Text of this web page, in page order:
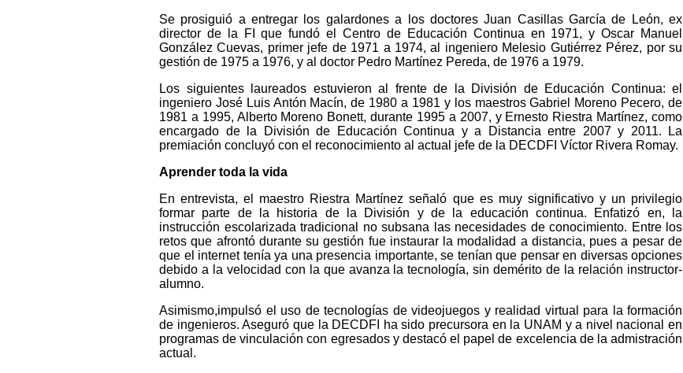
Se prosiguió a entregar los galardones a los doctores Juan Casillas García de León, ex
director de la FI que fundó el Centro de Educación Continua en 1971, y Oscar Manuel
González Cuevas, primer jefe de 1971 a 1974, al ingeniero Melesio Gutiérrez Pérez, por su
gestión de 1975 a 1976, y al doctor Pedro Martínez Pereda, de 1976 a 1979.
Los siguientes laureados estuvieron al frente de la División de Educación Continua: el
ingeniero José Luis Antón Macín, de 1980 a 1981 y los maestros Gabriel Moreno Pecero, de
1981 a 1995, Alberto Moreno Bonett, durante 1995 a 2007, y Ernesto Riestra Martínez, como
encargado de la División de Educación Continua y a Distancia entre 2007 y 2011. La
premiación concluyó con el reconocimiento al actual jefe de la DECDFI Víctor Rivera Romay.
Aprender toda la vida
En entrevista, el maestro Riestra Martínez señaló que es muy significativo y un privilegio
formar parte de la historia de la División y de la educación continua. Enfatizó en, la
instrucción escolarizada tradicional no subsana las necesidades de conocimiento. Entre los
retos que afrontó durante su gestión fue instaurar la modalidad a distancia, pues a pesar de
que el internet tenía ya una presencia importante, se tenían que pensar en diversas opciones
debido a la velocidad con la que avanza la tecnología, sin demérito de la relación instructor-
alumno.
Asimismo,impulsó el uso de tecnologías de videojuegos y realidad virtual para la formación
de ingenieros. Aseguró que la DECDFI ha sido precursora en la UNAM y a nivel nacional en
programas de vinculación con egresados y destacó el papel de excelencia de la admistración
actual.